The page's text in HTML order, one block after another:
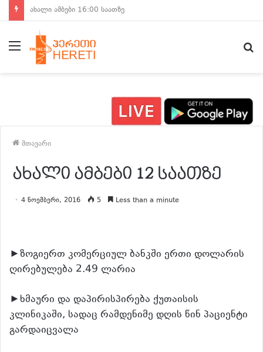
ახალი ამბები 15:00 საათზე
მენიუ
მთავარი
ახალი ამბები 12 საათზე
4 ნოემბერი, 2016 5 Less than a minute
►ზოგიერთ კომერციულ ბანკში ერთი დოლარის
ღირებულება 2.49 ლარია
►ხმაური და დაპირისპირება ქუთაისის
კლინიკაში, სადაც რამდენიმე დღის წინ პაციენტი
გარდაიცვალა